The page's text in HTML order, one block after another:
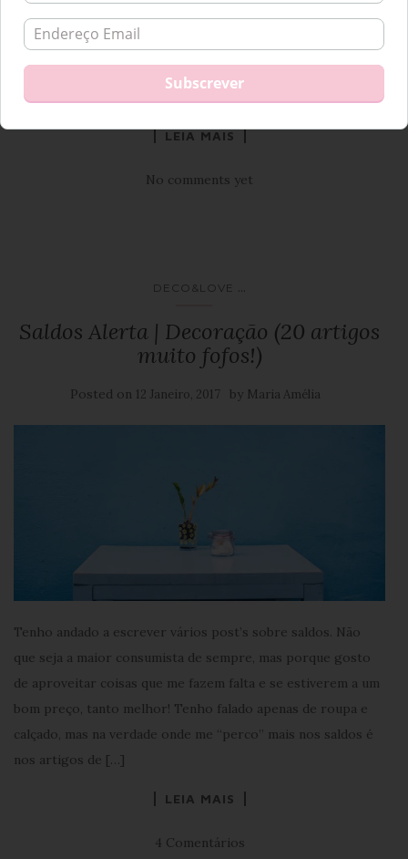
profissões que o exigissem. Não me lembro de entrar em
casa de familiares e de encontrar um escritório montado
numa divisão ou mesmo incorporado em qualquer zona da
casa. Hoje em dia, já não é bem assim! […]
LEIA MAIS
No comments yet
DECO&LOVE ...
Saldos Alerta | Decoração (20 artigos
muito fofos!)
Posted on 12 Janeiro, 2017 by Maria Amélia
Tenho andado a escrever vários post’s sobre saldos. Não
que seja a maior consumista de sempre, mas porque gosto
de aproveitar coisas que me fazem falta e se estiverem a um
bom preço, tanto melhor! Tenho falado apenas de roupa e
calçado, mas na verdade onde me “perco” mais nos saldos é
nos artigos de […]
LEIA MAIS
4 Comentários